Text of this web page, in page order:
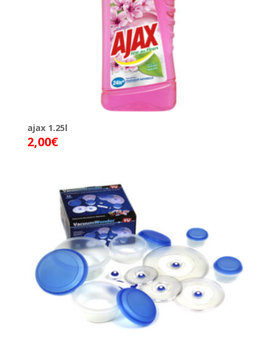
ajax 1.25l
2,00€